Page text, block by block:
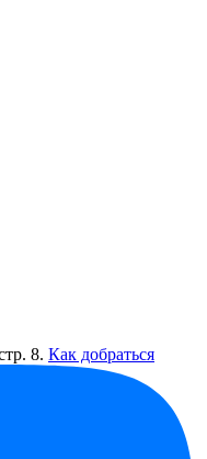
8. Как добраться